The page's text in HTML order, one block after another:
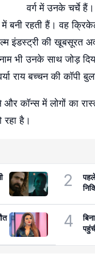
वर्ग में उनके चर्चे
में बनी रहती हैं। वह
इंडस्ट्री की खूबसूरत
भी उनके साथ जोड़
राय बच्चन की कॉपी
और कॉन्स में लोगों का
है।
2
4